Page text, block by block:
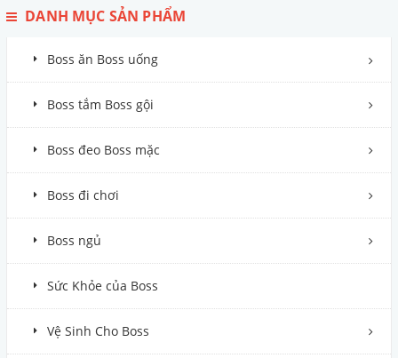
DANH MỤC SẢN PHẨM
Boss ăn Boss uống
Boss tắm Boss gội
Boss đeo Boss mặc
Boss đi chơi
Boss ngủ
Sức Khỏe của Boss
Vệ Sinh Cho Boss